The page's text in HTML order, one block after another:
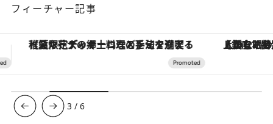
フィーチャー記事
【銀座で出合う最旬美容】美髪ケアや上質な眠り…セルフケアのアップデートから、特別な名入れギフトまで。大人のための「ReFa GINZA」クルーズ
3 /6